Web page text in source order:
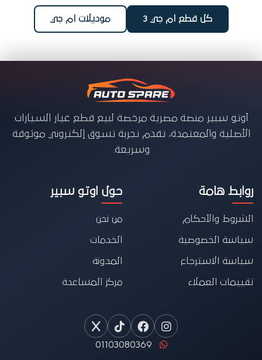
كل قطع ام جي 3 موديلات ام جي
أوتو سبير منصة مصرية مرخصة لبيع قطع غيار السيارات
الأصلية والمعتمدة، تقدم تجربة تسوق إلكتروني موثوقة
وسريعة.
روابط هامة
الشروط والأحكام
سياسة الخصوصية
سياسة الاسترجاع
تقييمات العملاء
حول اوتو سبير
من نحن
الخدمات
المدونة
مركز المساعدة